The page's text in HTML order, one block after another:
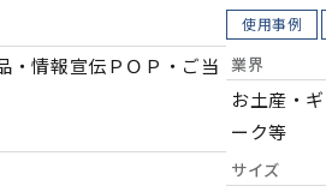
・情報宣伝ＰＯＰ・ご当
使用事例
業界
お土産・
ーク等
サイズ